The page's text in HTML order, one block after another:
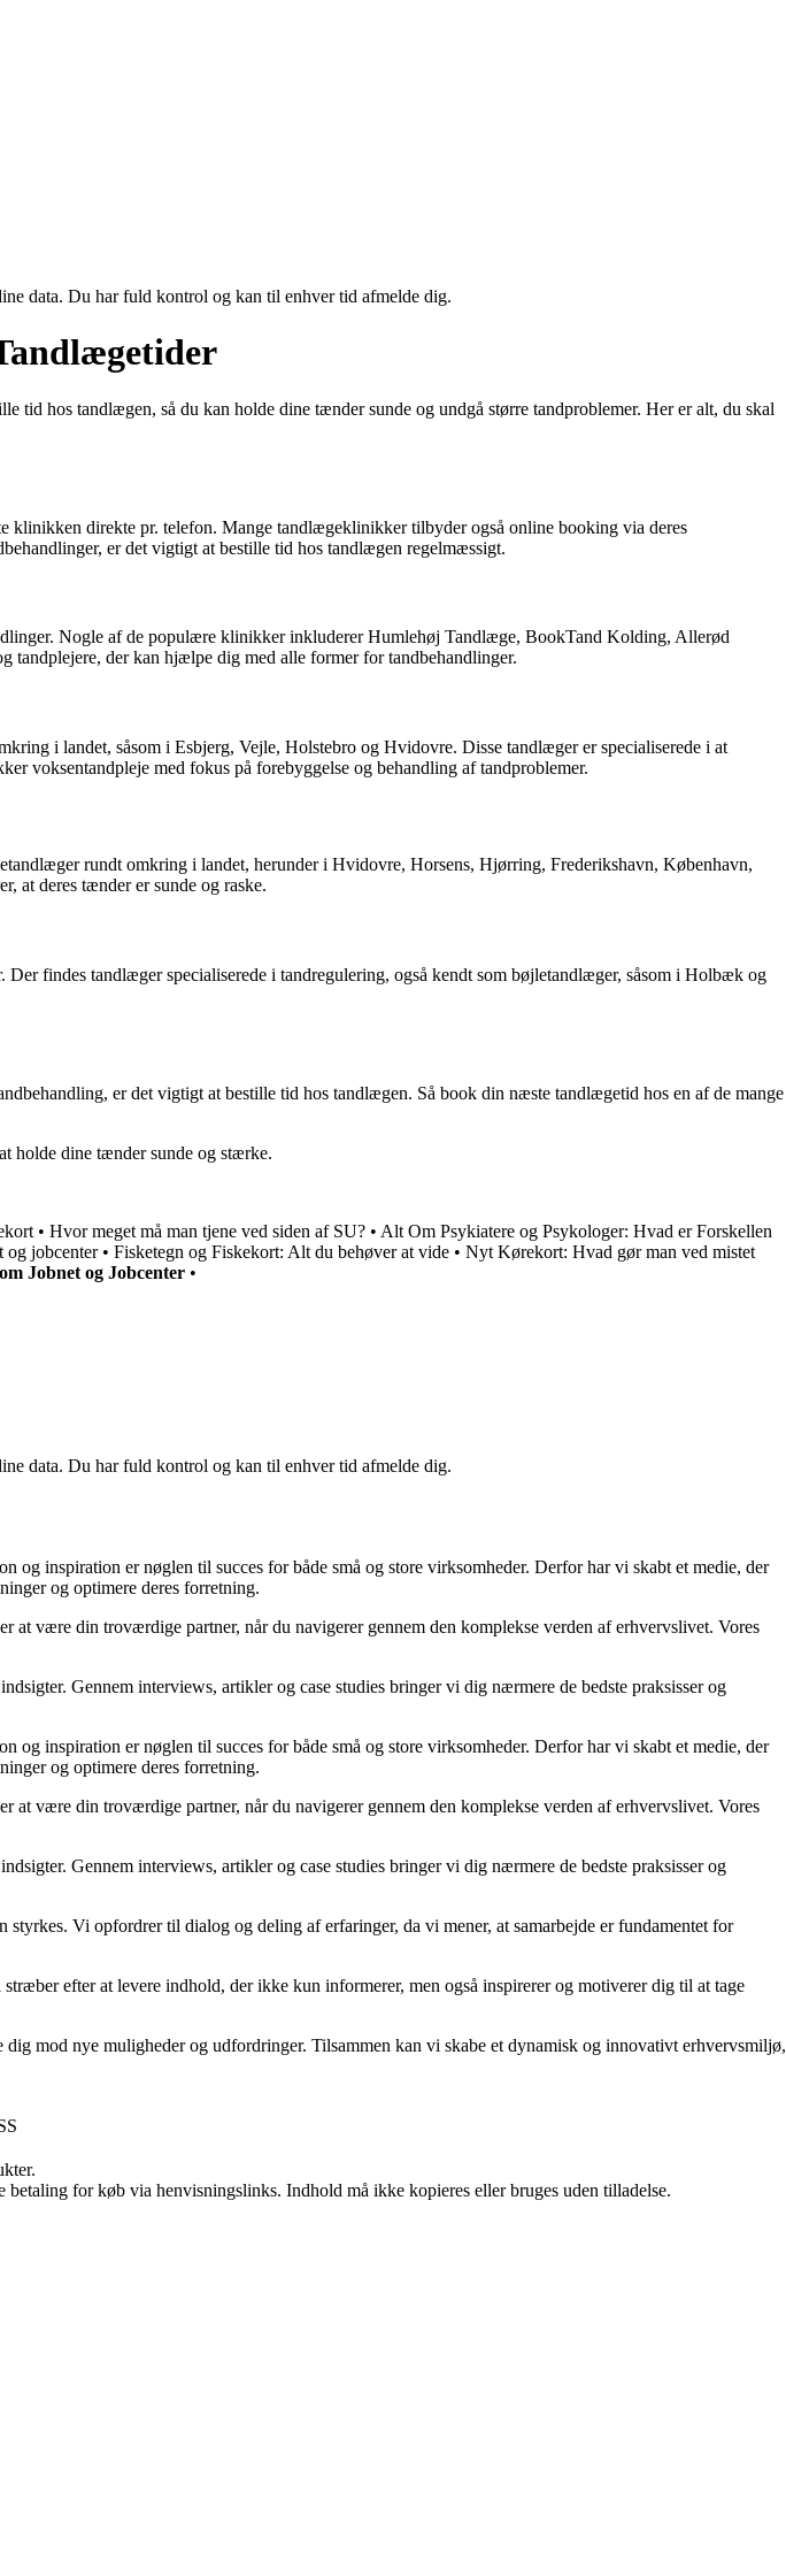
data. Du har fuld kontrol og kan til enhver tid afmelde dig.
hos tandlægen, så du kan holde dine tænder sunde og undgå større tandproblemer. Her er alt, du skal
direkte pr. telefon. Mange tandlægeklinikker tilbyder også online booking via deres
er det vigtigt at bestille tid hos tandlægen regelmæssigt.
Nogle af de populære klinikker inkluderer Humlehøj Tandlæge, BookTand Kolding, Allerød
der kan hjælpe dig med alle former for tandbehandlinger.
i landet, såsom i Esbjerg, Vejle, Holstebro og Hvidovre. Disse tandlæger er specialiserede i at
voksentandpleje med fokus på forebyggelse og behandling af tandproblemer.
rundt omkring i landet, herunder i Hvidovre, Horsens, Hjørring, Frederikshavn, København,
at deres tænder er sunde og raske.
findes tandlæger specialiserede i tandregulering, også kendt som bøjletandlæger, såsom i Holbæk og
er det vigtigt at bestille tid hos tandlægen. Så book din næste tandlægetid hos en af de mange
holde dine tænder sunde og stærke.
• Hvor meget må man tjene ved siden af SU? • Alt Om Psykiatere og Psykologer: Hvad er Forskellen
og jobcenter• Fisketegn og Fiskekort: Alt du behøver at vide • Nyt Kørekort: Hvad gør man ved mistet
Jobnet og Jobcenter •
data. Du har fuld kontrol og kan til enhver tid afmelde dig.
inspiration er nøglen til succes for både små og store virksomheder. Derfor har vi skabt et medie, der
og optimere deres forretning.
at være din troværdige partner, når du navigerer gennem den komplekse verden af erhvervslivet. Vores
Gennem interviews, artikler og case studies bringer vi dig nærmere de bedste praksisser og
inspiration er nøglen til succes for både små og store virksomheder. Derfor har vi skabt et medie, der
og optimere deres forretning.
at være din troværdige partner, når du navigerer gennem den komplekse verden af erhvervslivet. Vores
Gennem interviews, artikler og case studies bringer vi dig nærmere de bedste praksisser og
Vi opfordrer til dialog og deling af erfaringer, da vi mener, at samarbejde er fundamentet for
efter at levere indhold, der ikke kun informerer, men også inspirerer og motiverer dig til at tage
mod nye muligheder og udfordringer. Tilsammen kan vi skabe et dynamisk og innovativt erhvervsmiljø,
for køb via henvisningslinks. Indhold må ikke kopieres eller bruges uden tilladelse.